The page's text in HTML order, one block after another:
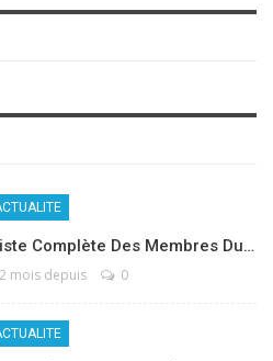
Complète Des Membres Du…
2 mois depuis 0